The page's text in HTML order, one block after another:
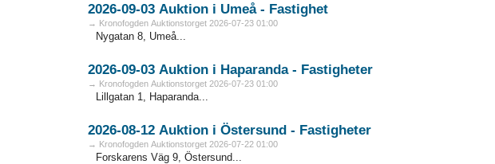
2026-09-03 Auktion i Umeå - Fastighet
→ Kronofogden Auktionstorget 2026-07-23 01:00
Nygatan 8, Umeå...
2026-09-03 Auktion i Haparanda - Fastigheter
→ Kronofogden Auktionstorget 2026-07-23 01:00
Lillgatan 1, Haparanda...
2026-08-12 Auktion i Östersund - Fastigheter
→ Kronofogden Auktionstorget 2026-07-22 01:00
Forskarens Väg 9, Östersund...